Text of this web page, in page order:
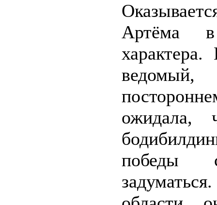
Артёма
ведомый,
ожидала,
победы